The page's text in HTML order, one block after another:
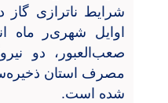
شرایط ناترازی
اوایل شهری‌ر ماه
صعب‌العبور، دو
مصرف استان
شده است.